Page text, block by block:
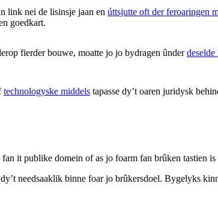
link nei de lisinsje jaan en úttsjutte oft der feroaringen
goedkart.
fierder bouwe, moatte jo jo bydragen ûnder
technologyske middels tapasse dy’t oaren juridysk
it publike domein of as jo foarm fan brûken tastien
needsaaklik binne foar jo brûkersdoel. Bygelyks